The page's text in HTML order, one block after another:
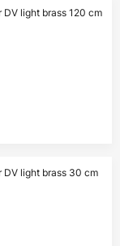
light brass 120 cm
DV light brass 30 cm